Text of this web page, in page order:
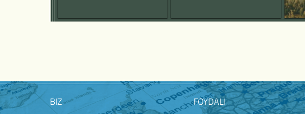
BIZ FOYDALI